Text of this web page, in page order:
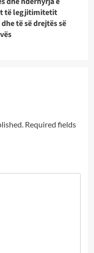
të legjitimitetit
të së drejtës së
Required fields